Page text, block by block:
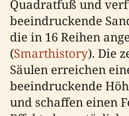
Quadratfuß und
beeindruckende
die in 16 Reihen
(Smarthistory). Die
Säulen erreichen
beeindruckende
und schaffen einen